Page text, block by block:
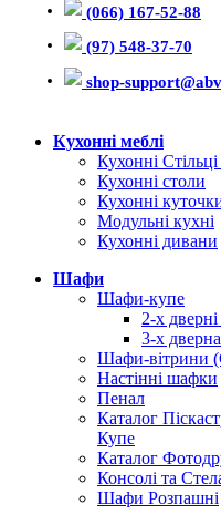
(066) 167-52-88
(97) 548-37-70
shop-
Кухонні меблі
Кухонні
Кухонні столи
Кухонні
Модульні кухні
Кухонні дивани
Шафи
Шафи-купе
2-х
3-х
Шафи-вітрини
Настінні шафки
Пенал
Каталог
Купе
Каталог
Консолі та
Шафи Розпашні